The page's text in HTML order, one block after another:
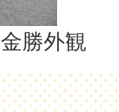
勝外観